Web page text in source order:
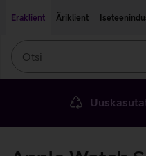
Eraklient
Äriklient